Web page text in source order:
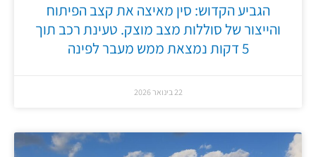
הגביע הקדוש: סין מאיצה את קצב הפיתוח
והייצור של סוללות מצב מוצק. טעינת רכב תוך
5 דקות נמצאת ממש מעבר לפינה
22 בינואר 2026